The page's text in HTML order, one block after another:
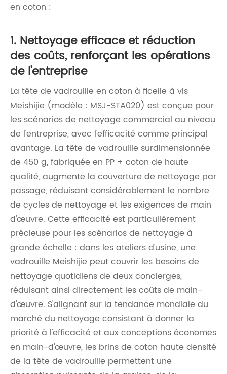
en coton :
1. Nettoyage efficace et réduction
des coûts, renforçant les opérations
de l'entreprise
La tête de vadrouille en coton à ficelle à vis
Meishijie (modèle : MSJ-STA020) est conçue pour
les scénarios de nettoyage commercial au niveau
de l'entreprise, avec l'efficacité comme principal
avantage. La tête de vadrouille surdimensionnée
de 450 g, fabriquée en PP + coton de haute
qualité, augmente la couverture de nettoyage par
passage, réduisant considérablement le nombre
de cycles de nettoyage et les exigences de main
d'œuvre. Cette efficacité est particulièrement
précieuse pour les scénarios de nettoyage à
grande échelle : dans les ateliers d'usine, une
vadrouille Meishijie peut couvrir les besoins de
nettoyage quotidiens de deux concierges,
réduisant ainsi directement les coûts de main-
d'œuvre. S'alignant sur la tendance mondiale du
marché du nettoyage consistant à donner la
priorité à l'efficacité et aux conceptions économes
en main-d'œuvre, les brins de coton haute densité
de la tête de vadrouille permettent une